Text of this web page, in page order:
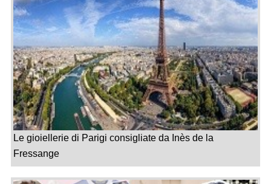
Le gioiellerie di Parigi consigliate da Inès de la
Fressange